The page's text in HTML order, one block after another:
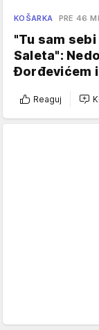
KOŠARKA PRE 46
"Tu sam
Saleta":
Đorđevićem
Reaguj